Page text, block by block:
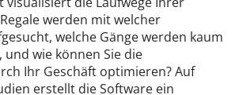
werden mit welcher
welche Gänge werden kaum
wie können Sie die
Ihr Geschäft optimieren? Auf
erstellt die Software ein